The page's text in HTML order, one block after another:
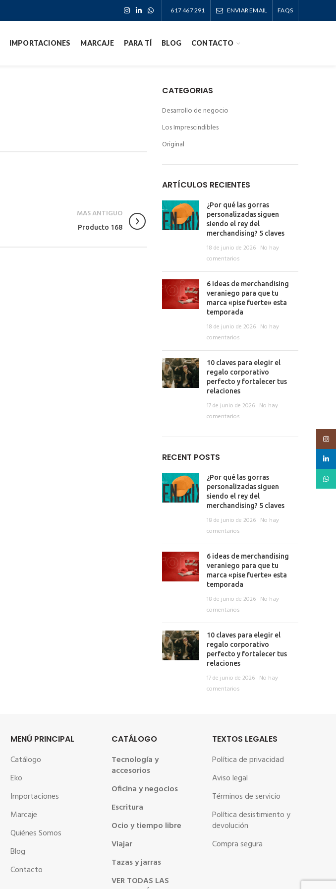
617 467 291 ENVIAR EMAIL FAQS
IMPORTACIONES MARCAJE PARA TÍ BLOG CONTACTO
MAS ANTIGUO
Producto 168
CATEGORIAS
Desarrollo de negocio
Los Imprescindibles
Original
ARTÍCULOS RECIENTES
¿Por qué las gorras
personalizadas siguen
siendo el rey del
merchandising? 5 claves
18 de junio de 2026 No hay
comentarios
6 ideas de merchandising
veraniego para que tu
marca «pise fuerte» esta
temporada
18 de junio de 2026 No hay
comentarios
10 claves para elegir el
regalo corporativo
perfecto y fortalecer tus
relaciones
17 de junio de 2026 No hay
comentarios
RECENT POSTS
¿Por qué las gorras
personalizadas siguen
siendo el rey del
merchandising? 5 claves
18 de junio de 2026 No hay
comentarios
6 ideas de merchandising
veraniego para que tu
marca «pise fuerte» esta
temporada
18 de junio de 2026 No hay
comentarios
10 claves para elegir el
regalo corporativo
perfecto y fortalecer tus
relaciones
17 de junio de 2026 No hay
comentarios
MENÚ PRINCIPAL
Catálogo
Eko
Importaciones
Marcaje
Quiénes Somos
Blog
Contacto
CATÁLOGO
Tecnología y
accesorios
Oficina y negocios
Escritura
Ocio y tiempo libre
Viajar
Tazas y jarras
VER TODAS LAS
TEXTOS LEGALES
Política de privacidad
Aviso legal
Términos de servicio
Política desistimiento y
devolución
Compra segura